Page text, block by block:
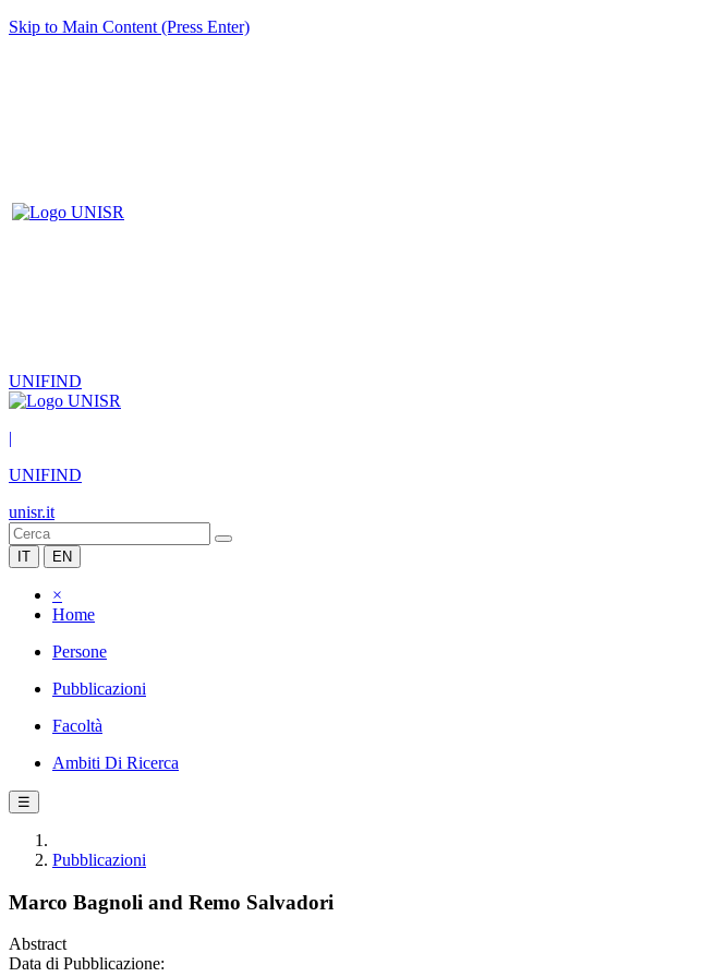
Skip to Main Content (Press Enter)
UNIFIND
|
UNIFIND
unisr.it
IT EN
×
Home
Persone
Pubblicazioni
Facoltà
Ambiti Di Ricerca
☰
Pubblicazioni
Marco Bagnoli and Remo Salvadori
Abstract
Data di Pubblicazione: